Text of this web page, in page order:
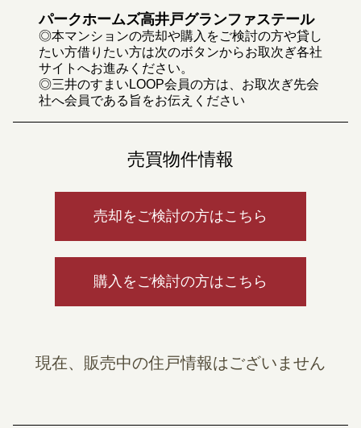
パークホームズ高井戸グランファステール
◎本マンションの売却や購入をご検討の方や貸し
たい方借りたい方は次のボタンからお取次ぎ各社
サイトへお進みください。
◎三井のすまいLOOP会員の方は、お取次ぎ先会
社へ会員である旨をお伝えください
売買物件情報
売却をご検討の方はこちら
購入をご検討の方はこちら
現在、販売中の住戸情報はございません